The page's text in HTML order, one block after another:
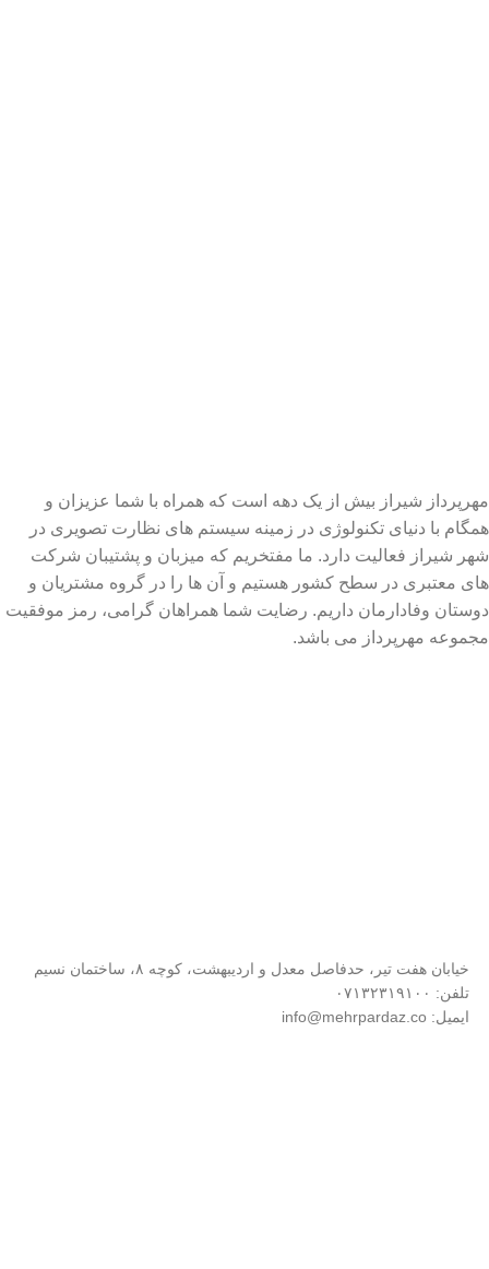
مهرپرداز شیراز بیش از یک دهه است که همراه با شما عزیزان و
همگام با دنیای تکنولوژی در زمینه سیستم های نظارت تصویری در
شهر شیراز فعالیت دارد. ما مفتخریم که میزبان و پشتیبان شرکت
های معتبری در سطح کشور هستیم و آن ها را در گروه مشتریان و
دوستان وفادارمان داریم. رضایت شما همراهان گرامی، رمز موفقیت
مجموعه مهرپرداز می باشد.
خیابان هفت تیر، حدفاصل معدل و اردیبهشت، کوچه ۸، ساختمان نسیم
تلفن: ۰۷۱۳۲۳۱۹۱۰۰
ایمیل: info@mehrpardaz.co